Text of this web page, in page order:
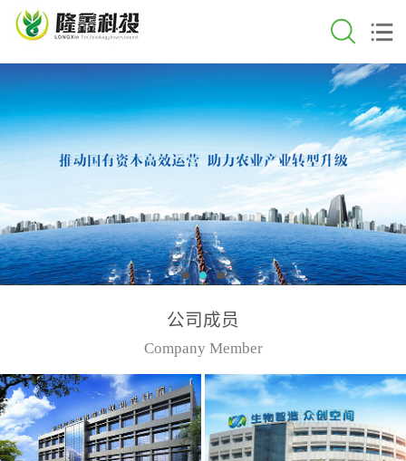
公司成员
Company Member